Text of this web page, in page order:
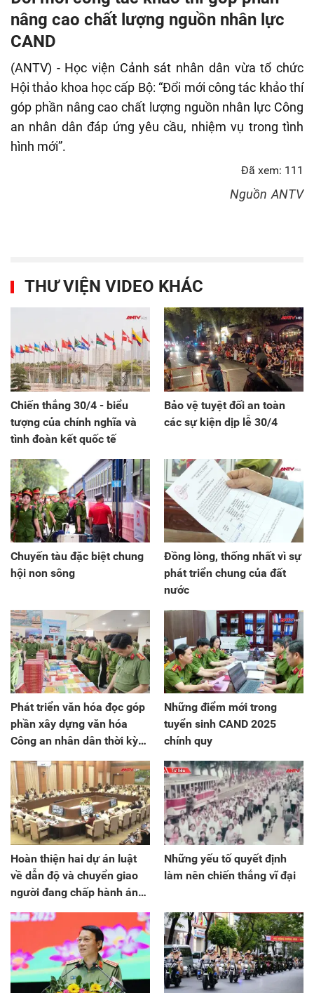
nâng cao chất lượng nguồn nhân lực
CAND
(ANTV) - Học viện Cảnh sát nhân dân vừa tổ chức
Hội thảo khoa học cấp Bộ: “Đổi mới công tác khảo thí
góp phần nâng cao chất lượng nguồn nhân lực Công
an nhân dân đáp ứng yêu cầu, nhiệm vụ trong tình
hình mới”.
Đã xem: 111
Nguồn ANTV
THƯ VIỆN VIDEO KHÁC
Chiến thắng 30/4 - biểu
tượng của chính nghĩa và
tình đoàn kết quốc tế
Bảo vệ tuyệt đối an toàn
các sự kiện dịp lễ 30/4
Chuyến tàu đặc biệt chung
hội non sông
Đồng lòng, thống nhất vì sự
phát triển chung của đất
nước
Phát triển văn hóa đọc góp
phần xây dựng văn hóa
Công an nhân dân thời kỳ
chuyển đổi số
Những điểm mới trong
tuyển sinh CAND 2025
chính quy
Hoàn thiện hai dự án luật
về dẫn độ và chuyển giao
người đang chấp hành án
Những yếu tố quyết định
làm nên chiến thắng vĩ đại